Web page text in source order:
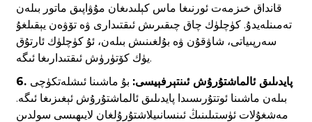
قانداق خىزمەت ئورنىغا ماس كېلىدىغان مۇۋاپىق ماتور بىلەن
تەمىنلەيدۇ. كۈچلۈك چاق چىقىرىش ئىقتىدارى ۋە تۆۋەن يېقىلغۇ
سەرپىياتى، شاۋقۇن ۋە بۇلغىنىش بىلەن، ئۇ كۈچلۈك ئارتۇق
يۈك كۆتۈرۈش ئىقتىدارىغا ئىگە.
6. پايدىلىق ئالماشتۇرۇش ئىنتېرفېيسى: بۇ ماشىنا ئىشلەتكۈچى
بىلەن ماشىنا ئوتتۇرىسىدا پايدىلىق ئالماشتۇرۇش ئېغىزىغا ئىگە.
مەشغۇلات ئۈستىلىنىڭ ئىنسانىيلاشتۇرۇلغان لايىھىسى سولدىن